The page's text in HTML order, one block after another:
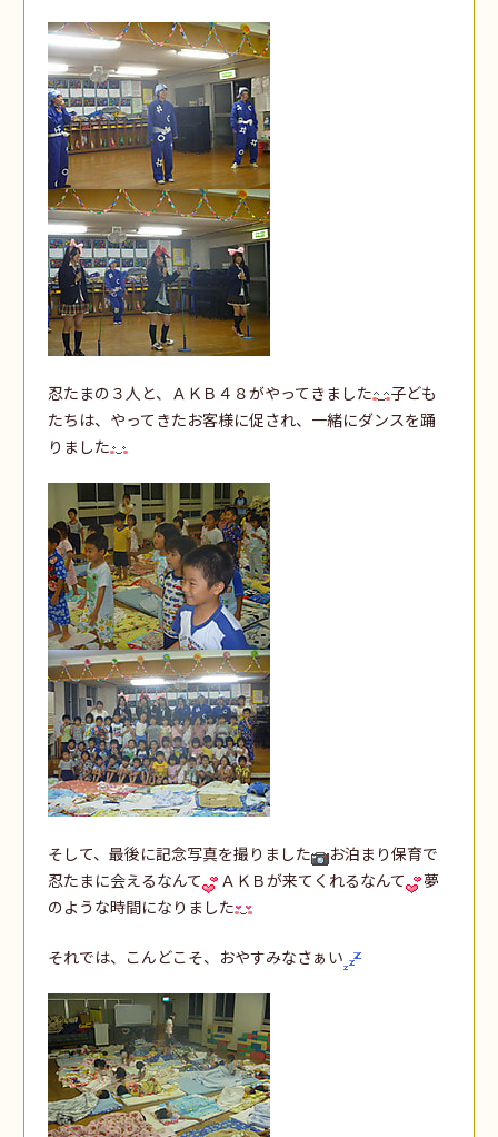
忍たまの３人と、ＡＫＢ４８がやってきました
子ども
たちは、やってきたお客様に促され、一緒にダンスを踊
りました
そして、最後に記念写真を撮りました
お泊まり保育で
忍たまに会えるなんて
ＡＫＢが来てくれるなんて
夢
のような時間になりました
それでは、こんどこそ、おやすみなさぁい